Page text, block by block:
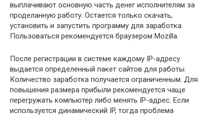
выплачивают основную часть денег исполнителям за
проделанную работу. Остается только скачать,
установить и запустить программу для заработка.
Пользоваться рекомендуется браузером Mozilla.
После регистрации в системе каждому IP-адресу
выдается определенный пакет сайтов для работы.
Количество заработка получается ограниченным. Для
повышения размера прибыли рекомендуется чаще
перегружать компьютер либо менять IP-адрес. Если
используется динамический IP, тогда проблема